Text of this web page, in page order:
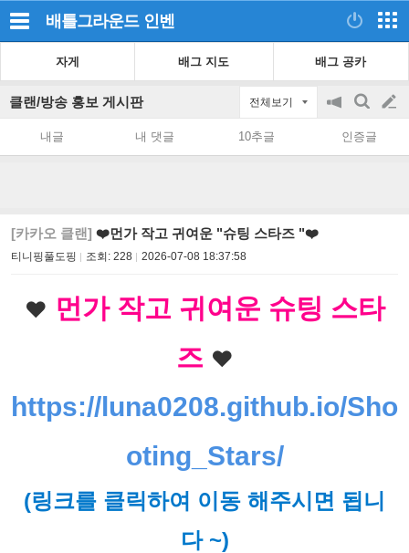
배틀그라운드 인벤
자게 배그 지도 배그 공카
클랜/방송 홍보 게시판 전체보기
공
on/off
검
색
글
쓰
내글 내 댓글 10추글 인증글
[카카오 클랜] ❤️먼가 작고 귀여운 "슈팅 스타즈 "❤️
티니핑풀도핑 조회: 228 2026-07-08 18:37:58
❤️ 먼가 작고 귀여운 슈팅 스타
즈 ❤️
https://luna0208.github.io/Sho
oting_Stars/
(링크를 클릭하여 이동 해주시면 됩니
다 ~)